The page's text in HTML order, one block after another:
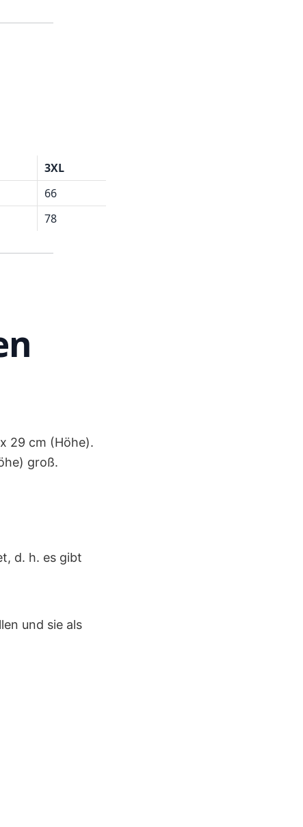
3XL
66
78
29 cm (Höhe).
groß.
d. h. es gibt
und sie als